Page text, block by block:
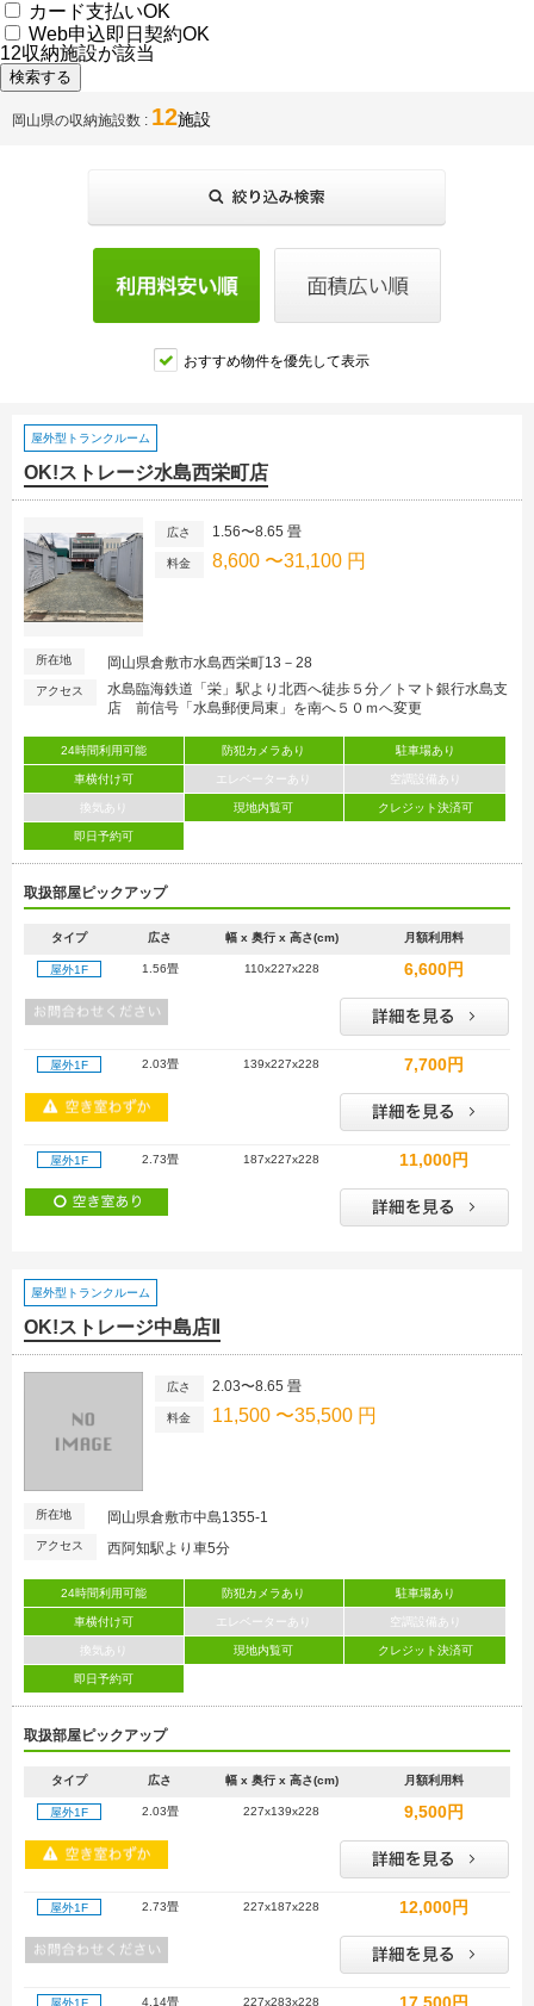
カード支払いOK
Web申込即日契約OK
12収納施設が該当
岡山県の収納施設数 12施設
おすすめ物件を優先して表示
屋外型トランクルーム
OK!ストレージ水島西栄町店
広さ 1.56〜8.65 畳
料金 8,600 〜31,100 円
所在地 岡山県倉敷市水島西栄町13－28
アクセス
水島臨海鉄道「栄」駅より北西へ徒歩５分／トマト銀行水島支
店 前信号「水島郵便局東」を南へ５０ｍへ変更
24時間利用可能 防犯カメラあり 駐車場あり
車横付け可 エレベーターあり 空調設備あり
換気あり 現地内覧可 クレジット決済可
即日予約可
取扱部屋ピックアップ
タイプ 広さ 幅 x 奥行 x 高さ(cm) 月額利用料
屋外1F 1.56畳 110x227x228 6,600円
屋外1F 2.03畳 139x227x228 7,700円
屋外1F 2.73畳 187x227x228 11,000円
屋外型トランクルーム
OK!ストレージ中島店Ⅱ
広さ 2.03〜8.65 畳
料金 11,500 〜35,500 円
所在地 岡山県倉敷市中島1355-1
アクセス 西阿知駅より車5分
24時間利用可能 防犯カメラあり 駐車場あり
車横付け可 エレベーターあり 空調設備あり
換気あり 現地内覧可 クレジット決済可
即日予約可
取扱部屋ピックアップ
タイプ 広さ 幅 x 奥行 x 高さ(cm) 月額利用料
屋外1F 2.03畳 227x139x228 9,500円
屋外1F 2.73畳 227x187x228 12,000円
屋外1F 4.14畳 227x283x228